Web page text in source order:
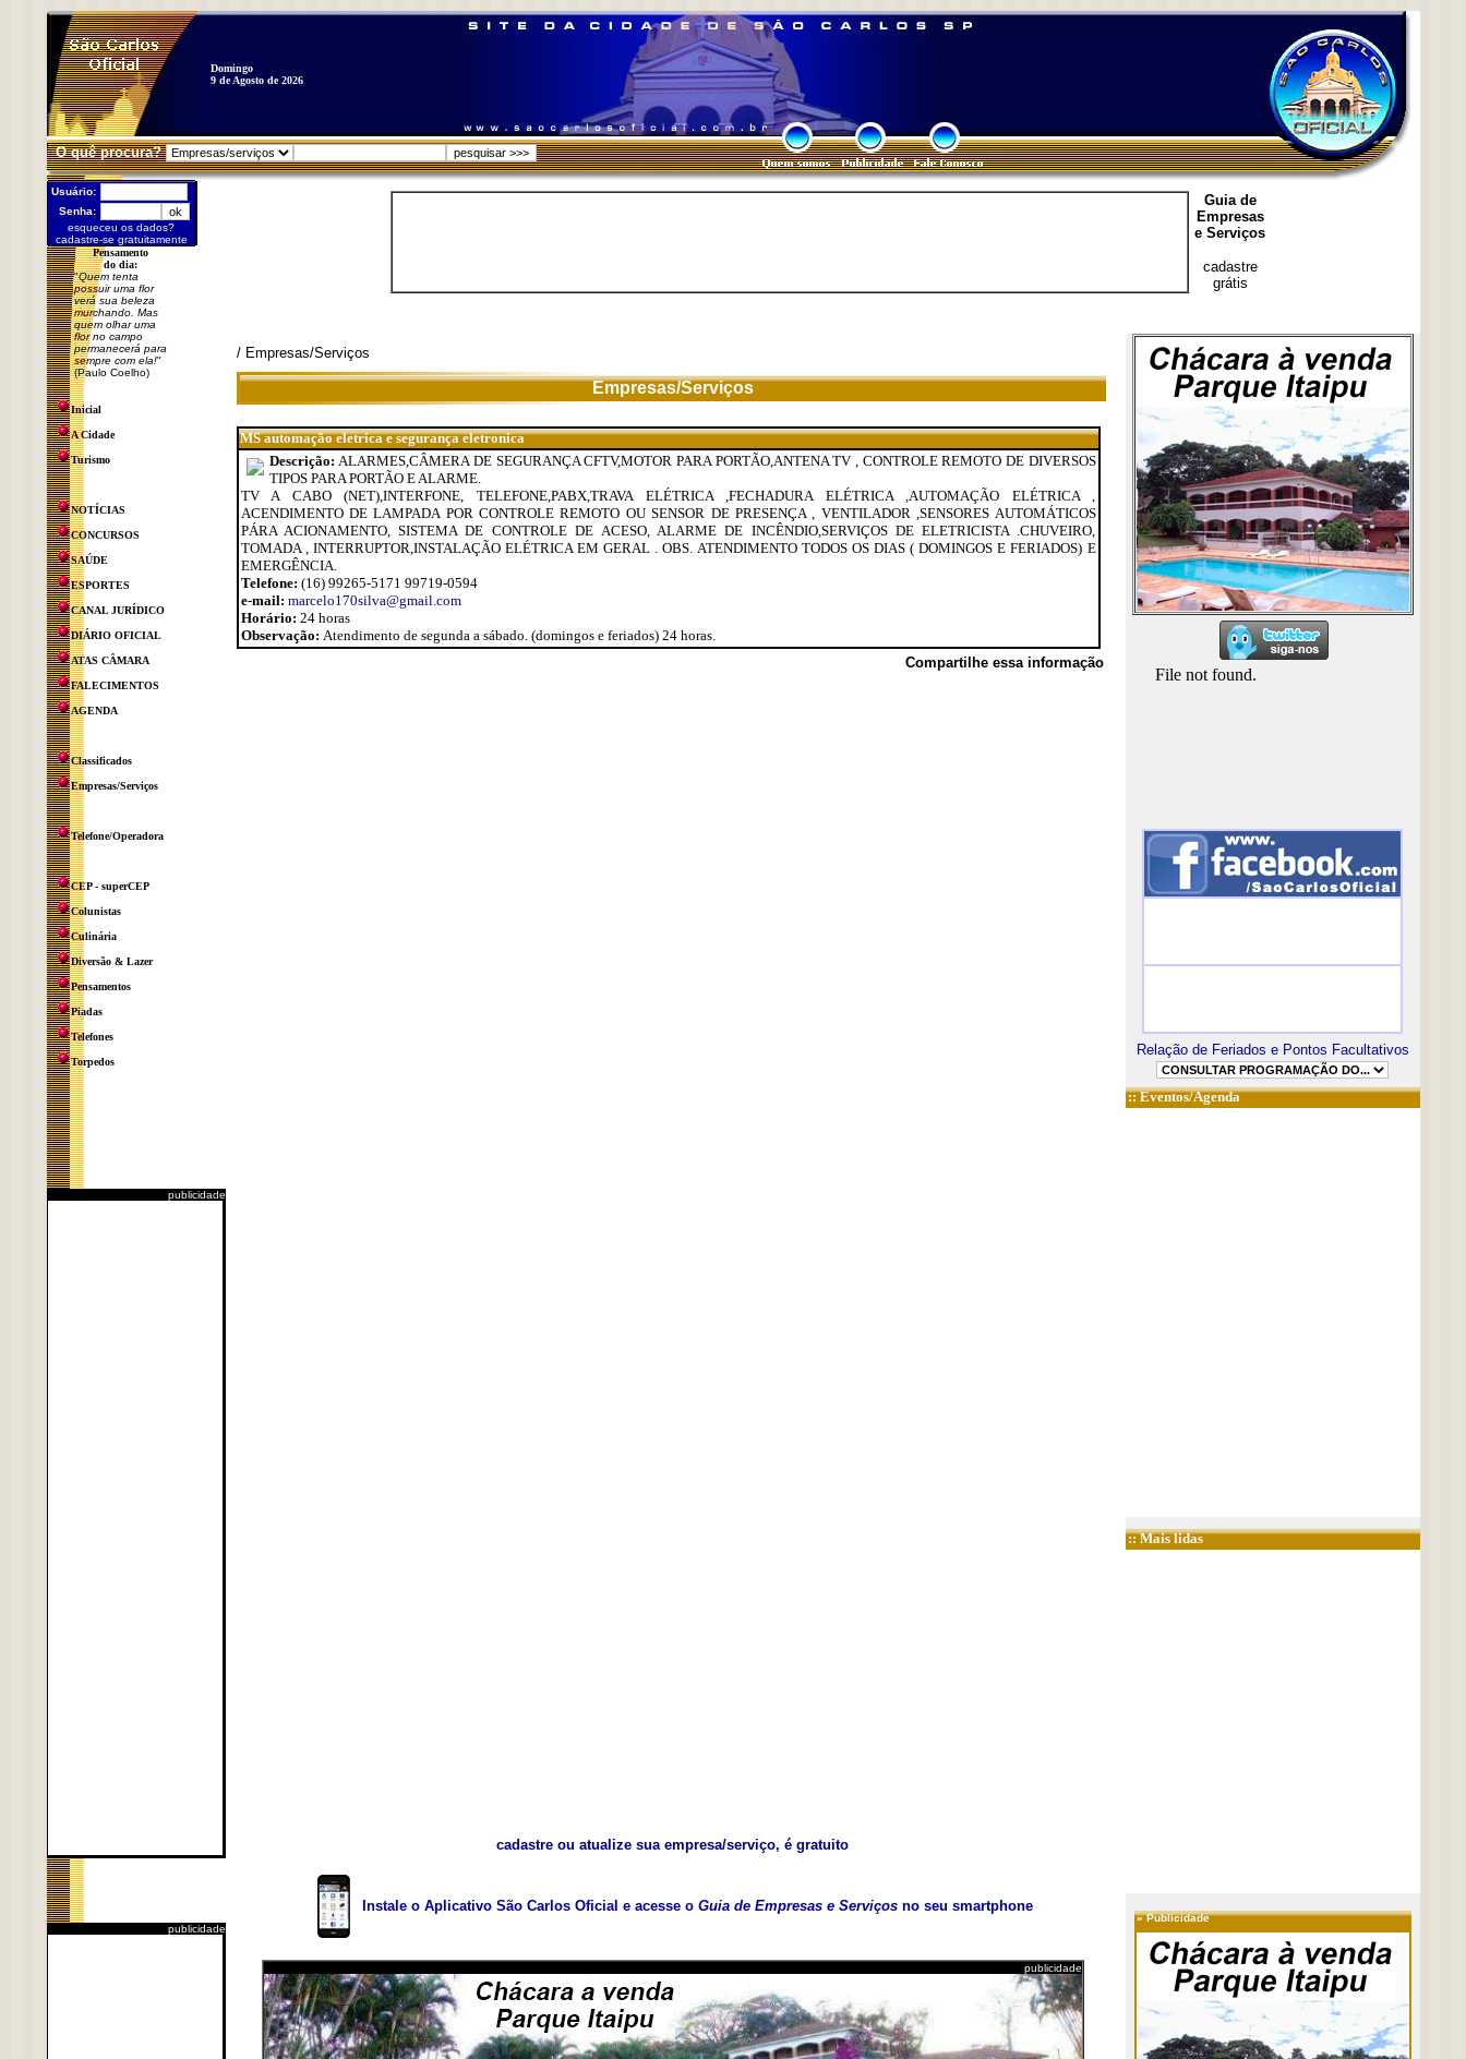
Domingo
9 de Agosto de 2026
O quê procura?
Usuário:
Senha:
esqueceu os dados?
cadastre-se gratuitamente
Pensamento
do dia:
"Quem tenta
possuir uma flor
verá sua beleza
murchando. Mas
quem olhar uma
flor no campo
permanecerá para
sempre com ela!"
(Paulo Coelho)
Inicial
A Cidade
Turismo
NOTÍCIAS
CONCURSOS
SAÚDE
ESPORTES
CANAL JURÍDICO
DIÁRIO OFICIAL
ATAS CÂMARA
FALECIMENTOS
AGENDA
Classificados
Empresas/Serviços
Telefone/Operadora
CEP - superCEP
Colunistas
Culinária
Diversão & Lazer
Pensamentos
Piadas
Telefones
Torpedos
publicidade
publicidade
Guia de
Empresas
e Serviços
cadastre
grátis
/ Empresas/Serviços
Empresas/Serviços
MS automação eletrica e segurança eletronica
Descrição:ALARMES,CÂMERA DE SEGURANÇA CFTV,MOTOR PARA PORTÃO,ANTENA TV , CONTROLE REMOTO DE DIVERSOS
TIPOS PARA PORTÃO E ALARME.
TV A CABO (NET),INTERFONE, TELEFONE,PABX,TRAVA ELÉTRICA ,FECHADURA ELÉTRICA ,AUTOMAÇÃO ELÉTRICA ,
ACENDIMENTO DE LAMPADA POR CONTROLE REMOTO OU SENSOR DE PRESENÇA , VENTILADOR ,SENSORES AUTOMÁTICOS
PÁRA ACIONAMENTO, SISTEMA DE CONTROLE DE ACESO, ALARME DE INCÊNDIO,SERVIÇOS DE ELETRICISTA .CHUVEIRO,
TOMADA , INTERRUPTOR,INSTALAÇÃO ELÉTRICA EM GERAL . OBS. ATENDIMENTO TODOS OS DIAS ( DOMINGOS E FERIADOS) E
EMERGÊNCIA.
Telefone: (16) 99265-5171 99719-0594
e-mail: marcelo170silva@gmail.com
Horário: 24 horas
Observação: Atendimento de segunda a sábado. (domingos e feriados) 24 horas.
Compartilhe essa informação
cadastre ou atualize sua empresa/serviço, é gratuito
Instale o Aplicativo São Carlos Oficial e acesse o Guia de Empresas e Serviços no seu smartphone
publicidade
Relação de Feriados e Pontos Facultativos
::Eventos/Agenda
:: Mais lidas
»Publicidade